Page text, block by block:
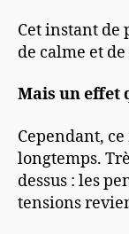
Cet instant de
de calme et
Mais un effet
Cependant,
longtemps.
dessus : les
tensions